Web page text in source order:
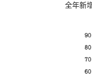
全年新